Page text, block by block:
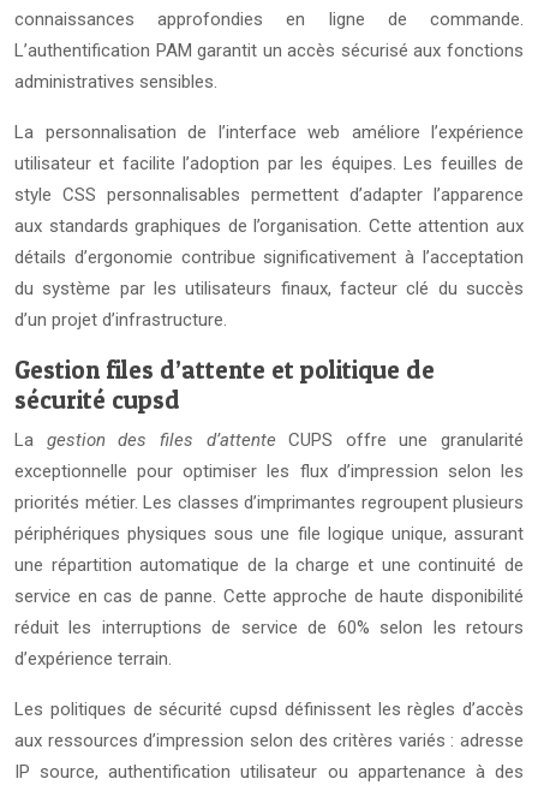
connaissances approfondies en ligne de commande.
L’authentification PAM garantit un accès sécurisé aux fonctions
administratives sensibles.
La personnalisation de l’interface web améliore l’expérience
utilisateur et facilite l’adoption par les équipes. Les feuilles de
style CSS personnalisables permettent d’adapter l’apparence
aux standards graphiques de l’organisation. Cette attention aux
détails d’ergonomie contribue significativement à l’acceptation
du système par les utilisateurs finaux, facteur clé du succès
d’un projet d’infrastructure.
Gestion files d’attente et politique de
sécurité cupsd
La gestion des files d’attenteCUPS offre une granularité
exceptionnelle pour optimiser les flux d’impression selon les
priorités métier. Les classes d’imprimantes regroupent plusieurs
périphériques physiques sous une file logique unique, assurant
une répartition automatique de la charge et une continuité de
service en cas de panne. Cette approche de haute disponibilité
réduit les interruptions de service de 60% selon les retours
d’expérience terrain.
Les politiques de sécurité cupsd définissent les règles d’accès
aux ressources d’impression selon des critères variés : adresse
IP source, authentification utilisateur ou appartenance à des